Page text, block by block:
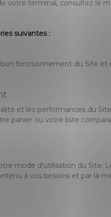
votre terminal, consultez le
suivantes :
fonctionnement du Site et
et les performances du
panier ou votre liste
mode d'utilisation du
à vos besoins et par là-